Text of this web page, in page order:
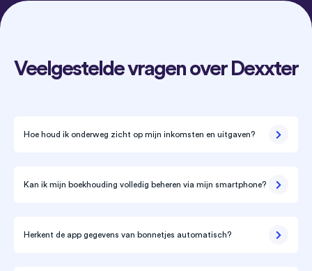
Veelgestelde vragen over Dexxter
Hoe houd ik onderweg zicht op mijn inkomsten en uitgaven?
Kan ik mijn boekhouding volledig beheren via mijn smartphone?
Herkent de app gegevens van bonnetjes automatisch?